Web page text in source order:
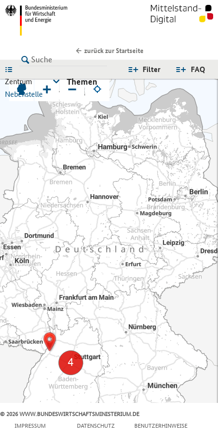
zurück zur Startseite
FAQ
Filter
Zentrum
Nebenstelle
Themen
+ −
© 2026 WWW.BUNDESWIRTSCHAFTSMINISTERIUM.DE
IMPRESSUM
DATENSCHUTZ BENUTZERHINWEISE